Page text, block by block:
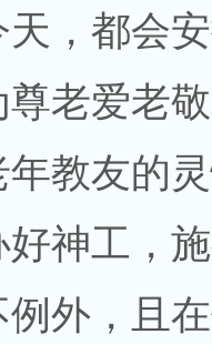
，都会
老爱老
教友的
神工，
外，且